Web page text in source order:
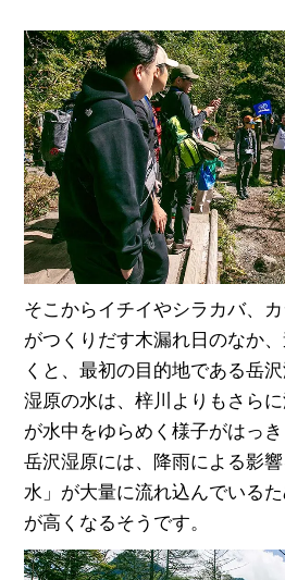
そこからイチイやシラカバ、
がつくりだす木漏れ日のなか
くと、最初の目的地である岳沢
湿原の水は、梓川よりもさら
が水中をゆらめく様子がはっき
岳沢湿原には、降雨による影
水」が大量に流れ込んでいる
が高くなるそうです。